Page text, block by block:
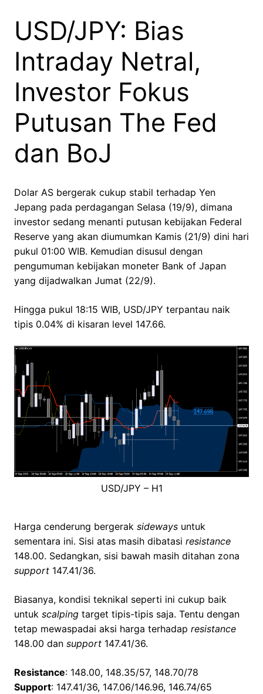
USD/JPY: Bias
Intraday Netral,
Investor Fokus
Putusan The Fed
dan BoJ
Dolar AS bergerak cukup stabil terhadap Yen
Jepang pada perdagangan Selasa (19/9), dimana
investor sedang menanti putusan kebijakan Federal
Reserve yang akan diumumkan Kamis (21/9) dini hari
pukul 01:00 WIB. Kemudian disusul dengan
pengumuman kebijakan moneter Bank of Japan
yang dijadwalkan Jumat (22/9).
Hingga pukul 18:15 WIB, USD/JPY terpantau naik
tipis 0.04% di kisaran level 147.66.
USD/JPY – H1
Harga cenderung bergerak sideways untuk
sementara ini. Sisi atas masih dibatasi resistance
148.00. Sedangkan, sisi bawah masih ditahan zona
support 147.41/36.
Biasanya, kondisi teknikal seperti ini cukup baik
untuk scalping target tipis-tipis saja. Tentu dengan
tetap mewaspadai aksi harga terhadap resistance
148.00 dan support 147.41/36.
Resistance: 148.00, 148.35/57, 148.70/78
Support: 147.41/36, 147.06/146.96, 146.74/65